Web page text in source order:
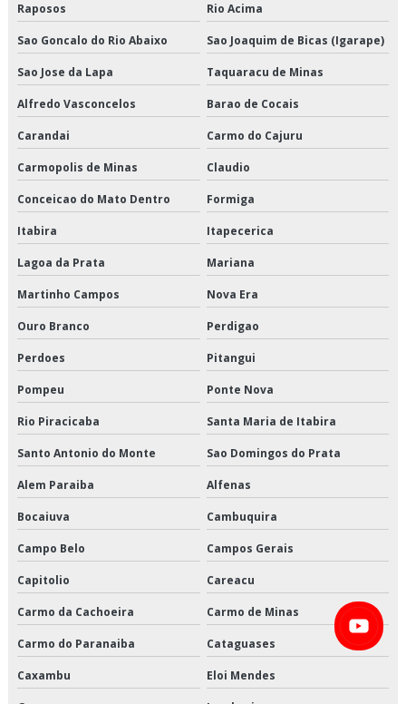
Empresas transportadoras de carga fracionada
Entrega de congelados em sp
Entrega de congelados preço
Entrega de congelados são paulo
Entrega de congelados valor
Entrega de perecíveis em sp
Entrega de refrigerados em sp
Entrega de refrigerados preço
Entrega de refrigerados são paulo
Entregas fracionadas em sp
Entregas fracionadas são paulo
Frete carga fracionada
Logística cross docking
Logística de alimentos congelados em sp
Logística de alimentos congelados preço
Logística de alimentos congelados são paulo
Raposos Rio Acima
Sao Goncalo do Rio Abaixo Sao Joaquim de Bicas (Igarape)
Sao Jose da Lapa Taquaracu de Minas
Alfredo Vasconcelos Barao de Cocais
Carandai Carmo do Cajuru
Carmopolis de Minas Claudio
Conceicao do Mato Dentro Formiga
Itabira Itapecerica
Lagoa da Prata Mariana
Martinho Campos Nova Era
Ouro Branco Perdigao
Perdoes Pitangui
Pompeu Ponte Nova
Rio Piracicaba Santa Maria de Itabira
Santo Antonio do Monte Sao Domingos do Prata
Alem Paraiba Alfenas
Bocaiuva Cambuquira
Campo Belo Campos Gerais
Capitolio Careacu
Carmo da Cachoeira Carmo de Minas
Carmo do Paranaiba Cataguases
Caxambu Eloi Mendes